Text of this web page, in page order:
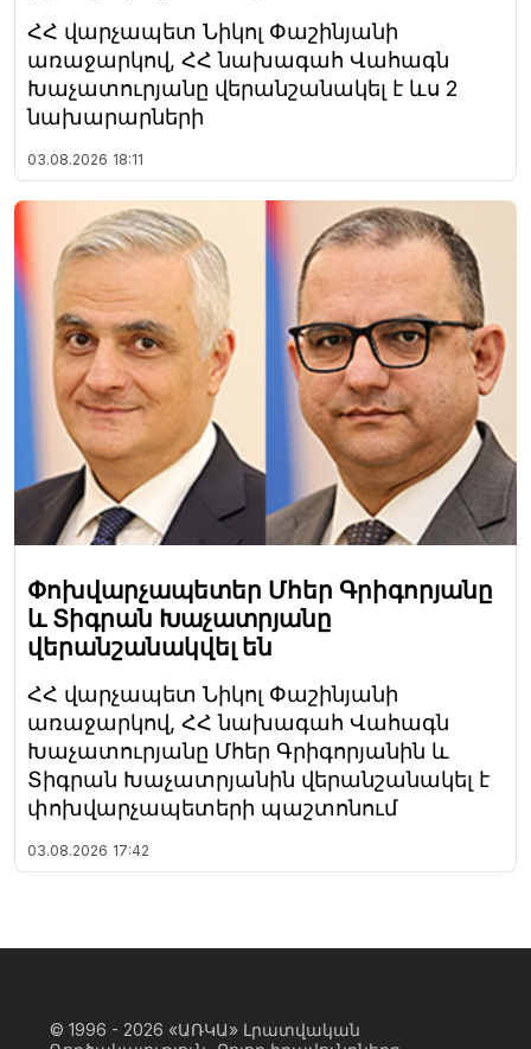
ՀՀ վարչապետ Նիկոլ Փաշինյանի
առաջարկով, ՀՀ նախագահ Վահագն
Խաչատուրյանը վերանշանակել է ևս 2
նախարարների
03.08.2026 18:11
Փոխվարչապետեր Մհեր Գրիգորյանը
և Տիգրան Խաչատրյանը
վերանշանակվել են
ՀՀ վարչապետ Նիկոլ Փաշինյանի
առաջարկով, ՀՀ նախագահ Վահագն
Խաչատուրյանը Մհեր Գրիգորյանին և
Տիգրան Խաչատրյանին վերանշանակել է
փոխվարչապետերի պաշտոնում
03.08.2026 17:42
© 1996 - 2026 «ԱՌԿԱ» Լրատվական